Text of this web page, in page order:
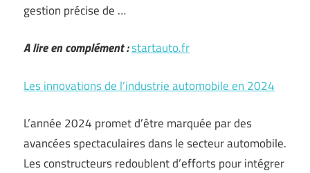
gestion précise de …
A lire en complément :startauto.fr
Les innovations de l’industrie automobile en 2024
L’année 2024 promet d’être marquée par des
avancées spectaculaires dans le secteur automobile.
Les constructeurs redoublent d’efforts pour intégrer